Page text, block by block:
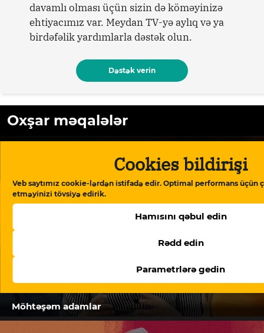
Cookies bildirişi
Veb saytımız cookie-lərdən istifadə edir. Optimal performans üçün
etməyinizi tövsiyə edirik.
Hamısını qəbul edin
Rədd edin
Parametrlərə gedin
davamlı olması üçün sizin də köməyinizə
ehtiyacımız var. Meydan TV-yə aylıq və ya
birdəfəlik yardımlarla dəstək olun.
Dəstək verin
Oxşar məqalələr
Möhtəşəm adamlar